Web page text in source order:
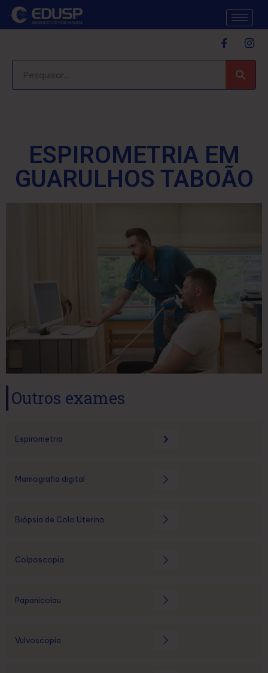
ESPIROMETRIA EM
GUARULHOS TABOÃO
Outros exames
Espirometria
Mamografia digital
Biópsia de Colo Uterino
Colposcopia
Papanicolau
Vulvoscopia